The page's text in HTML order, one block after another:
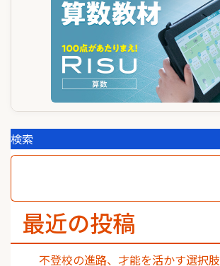
検索
最近の投稿
不登校の進路、才能を活かす選択肢